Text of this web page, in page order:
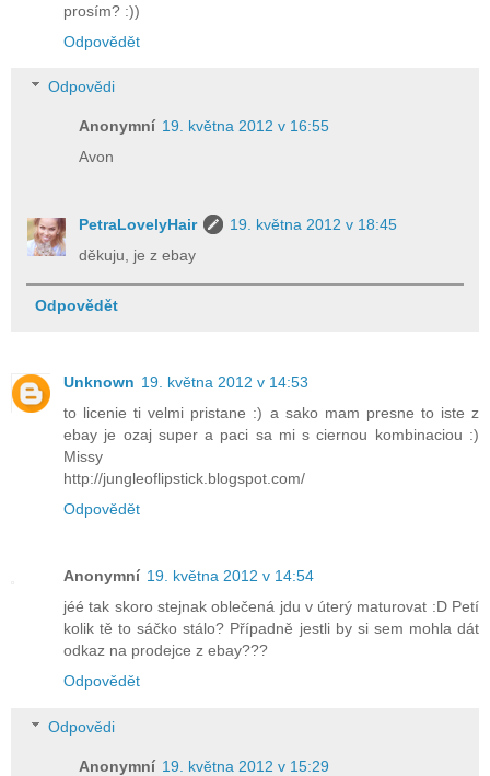
prosím? :))
Odpovědět
Odpovědi
Anonymní 19. května 2012 v 16:55
Avon
PetraLovelyHair
19. května 2012 v 18:45
děkuju, je z ebay
Odpovědět
Unknown 19. května 2012 v 14:53
to licenie ti velmi pristane :) a sako mam presne to iste z
ebay je ozaj super a paci sa mi s ciernou kombinaciou :)
Missy
http://jungleoflipstick.blogspot.com/
Odpovědět
Anonymní 19. května 2012 v 14:54
jéé tak skoro stejnak oblečená jdu v úterý maturovat :D Petí
kolik tě to sáčko stálo? Případně jestli by si sem mohla dát
odkaz na prodejce z ebay???
Odpovědět
Odpovědi
Anonymní 19. května 2012 v 15:29